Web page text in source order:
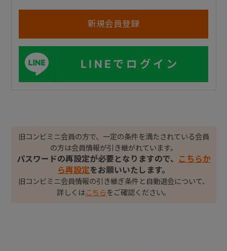
LINEでログイン
旧コンビミニ会員の方で、一定の条件を満たされている会員
の方は会員情報が引き継がれています。
パスワードの再設定が必要となりますので、
こちらか
ら再設定をお願いいたします。
旧コンビミニ会員情報の引き継ぎ条件と自動退会について、
詳しくはこちら をご確認ください。